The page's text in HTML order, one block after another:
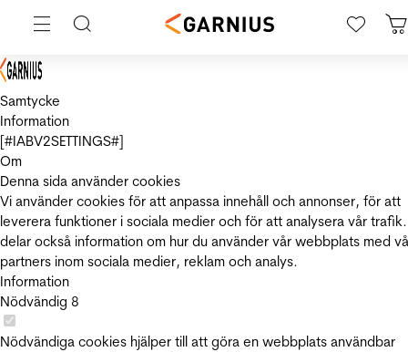
Samtycke
Information
[#IABV2SETTINGS#]
Om
Denna sida använder cookies
Vi använder cookies för att anpassa innehåll och annonser, för att
leverera funktioner i sociala medier och för att analysera vår
delar också information om hur du använder vår webbplats med
partners inom sociala medier, reklam och analys.
Information
Nödvändig 8
Nödvändiga cookies hjälper till att göra en webbplats användbar